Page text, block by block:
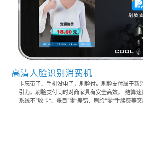
高清人脸识别消费机
卡忘带了、手机没电了，刷脸付。刷脸支付属于新
引力。刷脸支付同时对商家具有安全高效， 结算
系统不“收卡”、账目“零”差错、刷脸“零”手续费等突